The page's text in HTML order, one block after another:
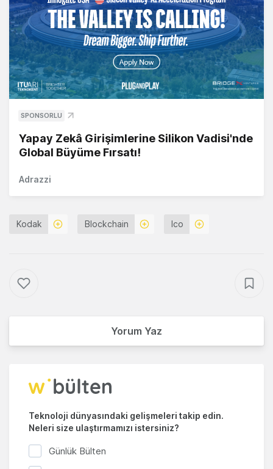
SPONSORLU
Yapay Zekâ Girişimlerine Silikon Vadisi'nde
Global Büyüme Fırsatı!
Adrazzi
Kodak Blockchain Ico
Yorum Yaz
Teknoloji dünyasındaki gelişmeleri takip edin.
Neleri size ulaştırmamızı istersiniz?
Günlük Bülten